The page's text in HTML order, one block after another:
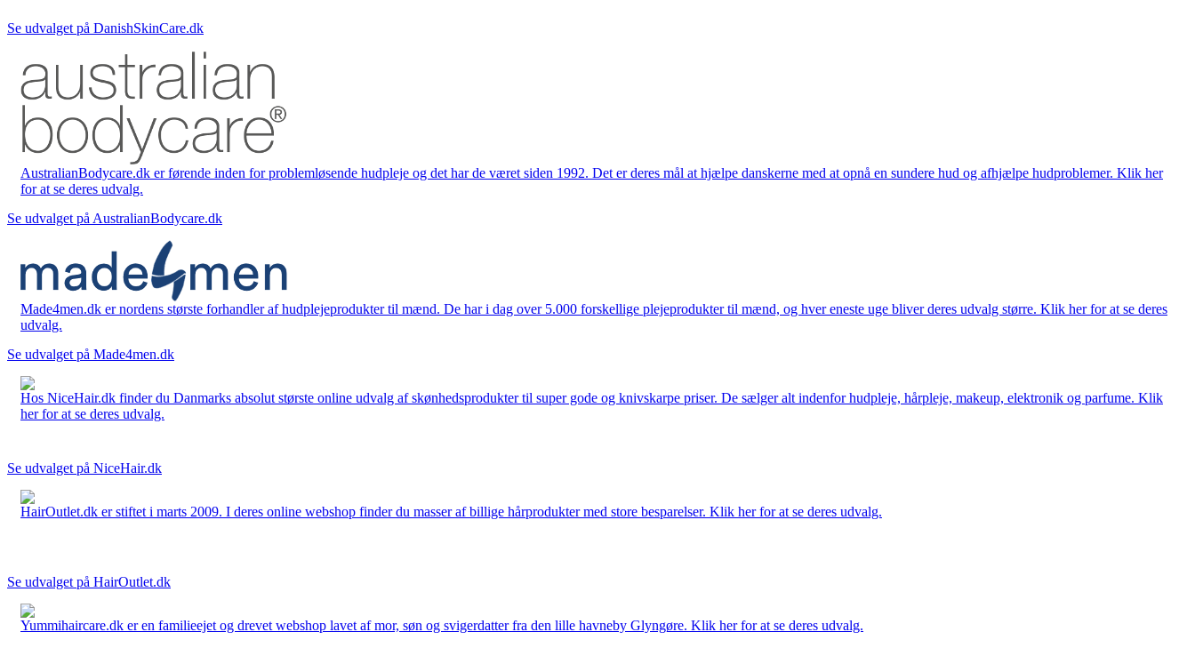
Se udvalget på DanishSkinCare.dk
AustralianBodycare.dk er førende inden for problemløsende hudpleje og det har de været siden 1992. Det er deres mål at hjælpe danskerne med at opnå en sundere hud og afhjælpe hudproblemer. Klik her
for at se deres udvalg.
Se udvalget på AustralianBodycare.dk
Made4men.dk er nordens største forhandler af hudplejeprodukter til mænd. De har i dag over 5.000 forskellige plejeprodukter til mænd, og hver eneste uge bliver deres udvalg større. Klik her for at se deres
udvalg.
Se udvalget på Made4men.dk
Hos NiceHair.dk finder du Danmarks absolut største online udvalg af skønhedsprodukter til super gode og knivskarpe priser. De sælger alt indenfor hudpleje, hårpleje, makeup, elektronik og parfume. Klik
her for at se deres udvalg.
Se udvalget på NiceHair.dk
HairOutlet.dk er stiftet i marts 2009. I deres online webshop finder du masser af billige hårprodukter med store besparelser. Klik her for at se deres udvalg.
Se udvalget på HairOutlet.dk
Yummihaircare.dk er en familieejet og drevet webshop lavet af mor, søn og svigerdatter fra den lille havneby Glyngøre. Klik her for at se deres udvalg.